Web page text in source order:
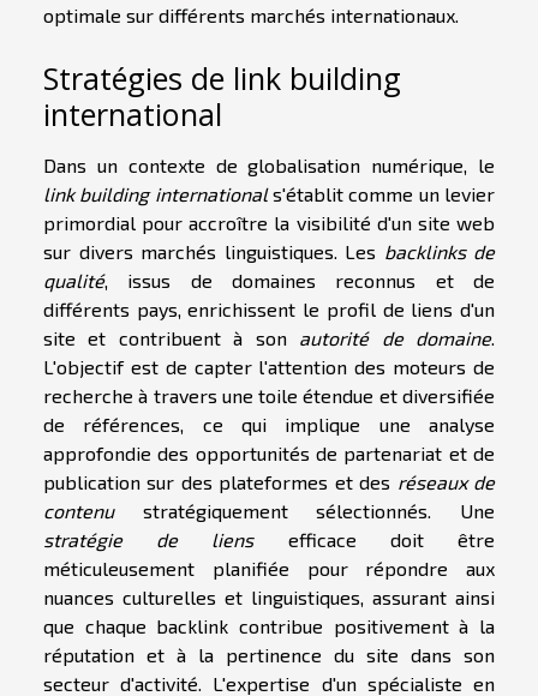
optimale sur différents marchés internationaux.
Stratégies de link building
international
Dans un contexte de globalisation numérique, le
link building internationals'établit comme un levier
primordial pour accroître la visibilité d'un site web
sur divers marchés linguistiques. Les backlinks de
qualité, issus de domaines reconnus et de
différents pays, enrichissent le profil de liens d'un
site et contribuent à son autorité de domaine.
L'objectif est de capter l'attention des moteurs de
recherche à travers une toile étendue et diversifiée
de références, ce qui implique une analyse
approfondie des opportunités de partenariat et de
publication sur des plateformes et des réseaux de
contenustratégiquement sélectionnés. Une
stratégie de liensefficace doit être
méticuleusement planifiée pour répondre aux
nuances culturelles et linguistiques, assurant ainsi
que chaque backlink contribue positivement à la
réputation et à la pertinence du site dans son
secteur d'activité. L'expertise d'un spécialiste en